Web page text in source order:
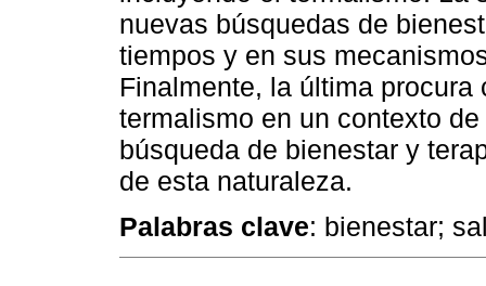
nuevas búsquedas de
tiempos y en sus
Finalmente, la última
termalismo en un contexto
búsqueda de bienestar y
de esta naturaleza.
Palabras clave: bienestar;